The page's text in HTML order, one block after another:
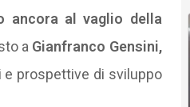
ancora al vaglio della
a Gianfranco Gensini,
e prospettive di sviluppo